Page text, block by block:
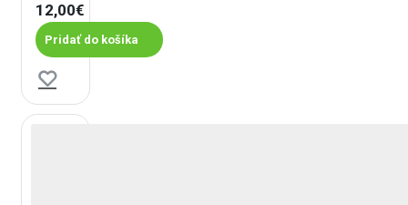
12,00€
Pridať do košíka